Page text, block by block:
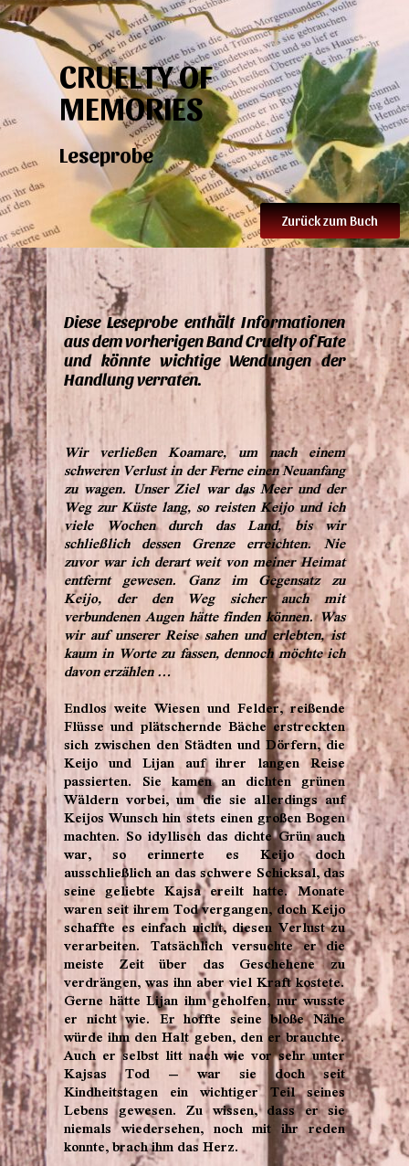
CRUELTY OF
MEMORIES
Leseprobe
Zurück zum Buch
Diese Leseprobe enthält Informationen
aus dem vorherigen Band Cruelty of Fate
und könnte wichtige Wendungen der
Handlung verraten.
Wir verließen Koamare, um nach einem
schweren Verlust in der Ferne einen Neuanfang
zu wagen. Unser Ziel war das Meer und der
Weg zur Küste lang, so reisten Keijo und ich
viele Wochen durch das Land, bis wir
schließlich dessen Grenze erreichten. Nie
zuvor war ich derart weit von meiner Heimat
entfernt gewesen. Ganz im Gegensatz zu
Keijo, der den Weg sicher auch mit
verbundenen Augen hätte finden können. Was
wir auf unserer Reise sahen und erlebten, ist
kaum in Worte zu fassen, dennoch möchte ich
davon erzählen …
Endlos weite Wiesen und Felder, reißende
Flüsse und plätschernde Bäche erstreckten
sich zwischen den Städten und Dörfern, die
Keijo und Lijan auf ihrer langen Reise
passierten. Sie kamen an dichten grünen
Wäldern vorbei, um die sie allerdings auf
Keijos Wunsch hin stets einen großen Bogen
machten. So idyllisch das dichte Grün auch
war, so erinnerte es Keijo doch
ausschließlich an das schwere Schicksal, das
seine geliebte Kajsa ereilt hatte. Monate
waren seit ihrem Tod vergangen, doch Keijo
schaffte es einfach nicht, diesen Verlust zu
verarbeiten. Tatsächlich versuchte er die
meiste Zeit über das Geschehene zu
verdrängen, was ihn aber viel Kraft kostete.
Gerne hätte Lijan ihm geholfen, nur wusste
er nicht wie. Er hoffte seine bloße Nähe
würde ihm den Halt geben, den er brauchte.
Auch er selbst litt nach wie vor sehr unter
Kajsas Tod – war sie doch seit
Kindheitstagen ein wichtiger Teil seines
Lebens gewesen. Zu wissen, dass er sie
niemals wiedersehen, noch mit ihr reden
konnte, brach ihm das Herz.